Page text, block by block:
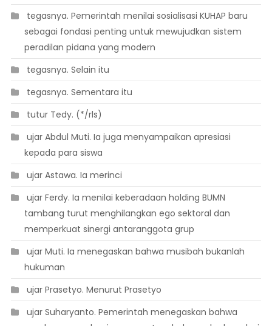
 tegasnya. Pemerintah menilai sosialisasi KUHAP baru
sebagai fondasi penting untuk mewujudkan sistem
peradilan pidana yang modern
 tegasnya. Selain itu
 tegasnya. Sementara itu
 tutur Tedy. (*/rls)
 ujar Abdul Muti. Ia juga menyampaikan apresiasi
kepada para siswa
 ujar Astawa. Ia merinci
 ujar Ferdy. Ia menilai keberadaan holding BUMN
tambang turut menghilangkan ego sektoral dan
memperkuat sinergi antaranggota grup
 ujar Muti. Ia menegaskan bahwa musibah bukanlah
hukuman
 ujar Prasetyo. Menurut Prasetyo
 ujar Suharyanto. Pemerintah menegaskan bahwa